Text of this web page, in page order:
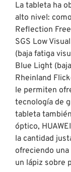
La tableta ha
alto nivel:
Reflection
SGS Low
(baja fatiga
Blue Light
Rheinland
le permiten
tecnología de
tableta
óptico,
la cantidad
ofreciendo
un lápiz sobre